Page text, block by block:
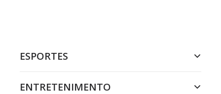
ESPORTES
ENTRETENIMENTO